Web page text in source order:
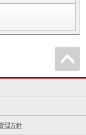
理方針